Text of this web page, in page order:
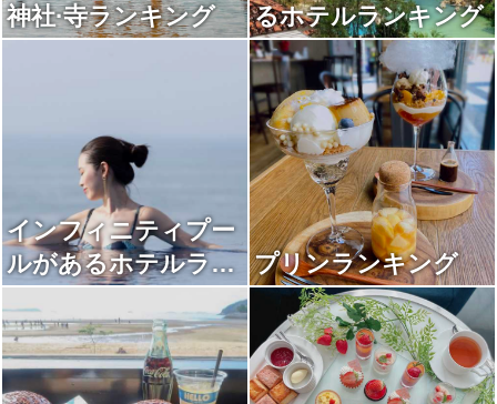
神社·寺ランキング
るホテルランキング
インフィニティプー
ルがあるホテルラン
キング
プリンランキング